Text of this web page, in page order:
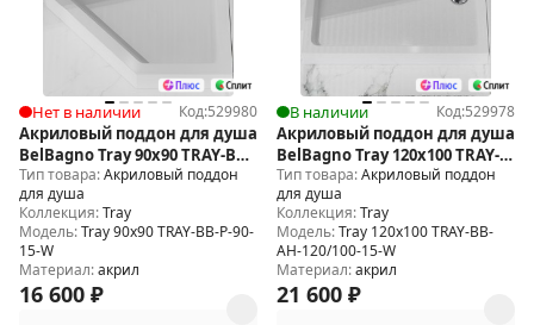
Нет в наличии Код:529980
Акриловый поддон для душа
BelBagno Tray 90x90 TRAY-BB-
P-90-15-W
Тип товара:Акриловый поддон
для душа
Коллекция:Tray
Модель:Tray 90x90 TRAY-BB-P-90-
15-W
Материал:акрил
16 600 ₽
В наличии Код:529978
Акриловый поддон для душа
BelBagno Tray 120x100 TRAY-
BB-AH-120/100-15-W
Тип товара:Акриловый поддон
для душа
Коллекция:Tray
Модель:Tray 120x100 TRAY-BB-
AH-120/100-15-W
Материал:акрил
21 600 ₽